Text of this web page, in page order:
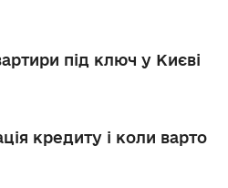
під ключ у Києві
кредиту і коли варто